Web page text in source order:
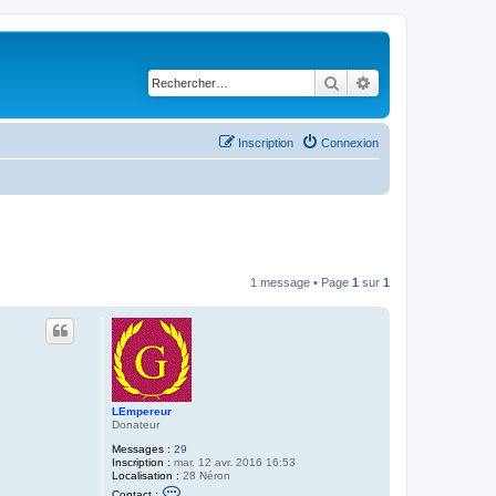
Rechercher
Connexion
Inscription
1 message • Page 1 sur 1
LEmpereur
Donateur
Messages : 29
Inscription : mar. 12 avr. 2016 16:53
Localisation : 28 Néron